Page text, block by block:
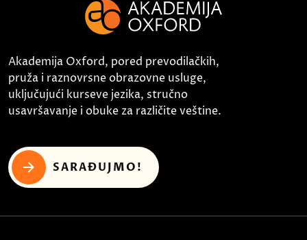
Akademija Oxford, pored prevodilačkih,
pruža i raznovrsne obrazovne usluge,
uključujući kurseve jezika, stručno
usavršavanje i obuke za različite veštine.
SARAĐUJMO!